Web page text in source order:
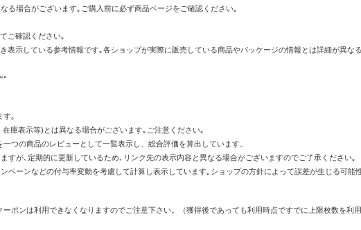
る場合がございます｡ご購入前に必ず商品ページをご確認ください｡
ご確認ください｡
表示している参考情報です｡各ショップが実際に販売している商品やパッケージの情報とは詳細が異な
｡
す｡
庫表示等)とは異なる場合がございます｡ご注意ください｡
つの商品のレビューとして一覧表示し、総合評価を算出しています。
すが､定期的に更新しているため､リンク先の表示内容と異なる場合がございますのでご了承ください｡
ペーンなどの付与率変動を考慮して計算し表示しています｡ショップの方針によって誤差が生じる可
ポンは利用できなくなりますのでご注意下さい。（獲得後であっても利用時点ですでに上限枚数を利